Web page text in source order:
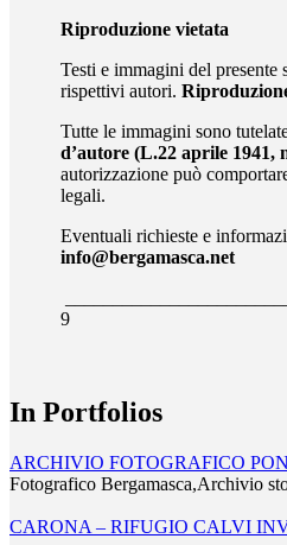
Riproduzione vietata
Testi e immagini del presente
rispettivi autori.
Tutte le immagini sono
d’autore (L.22 aprile 1941,
autorizzazione può
legali.
Eventuali richieste e
info@bergamasca.net
9
In Portfolios
ARCHIVIO FOTOGRAFICO
Fotografico Bergamasca,Archivio
CARONA – RIFUGIO CALVI